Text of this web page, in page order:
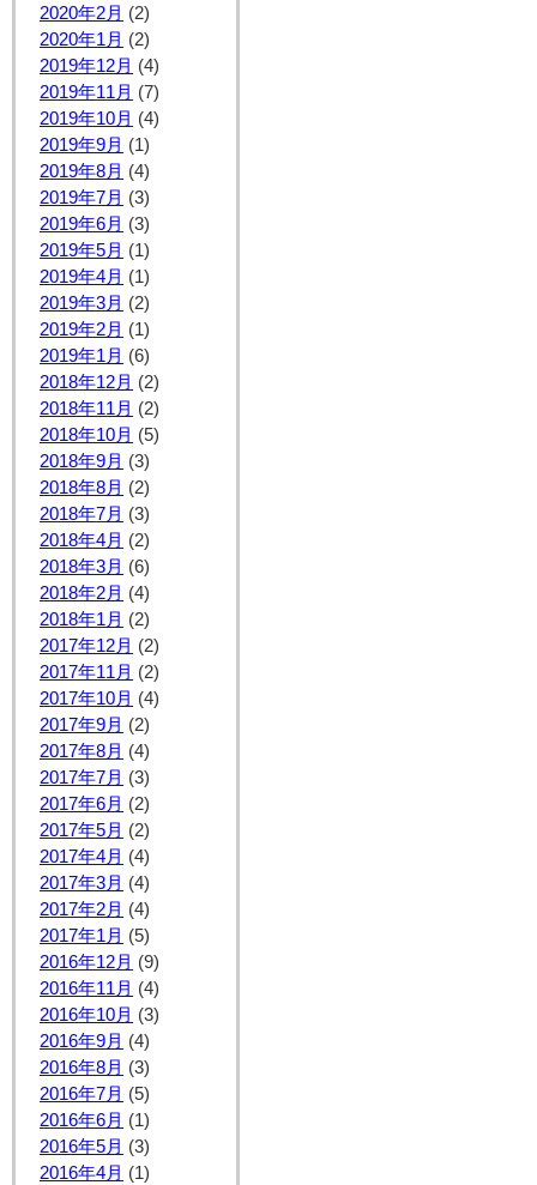
2020年2月 (2)
2020年1月 (2)
2019年12月 (4)
2019年11月 (7)
2019年10月 (4)
2019年9月 (1)
2019年8月 (4)
2019年7月 (3)
2019年6月 (3)
2019年5月 (1)
2019年4月 (1)
2019年3月 (2)
2019年2月 (1)
2019年1月 (6)
2018年12月 (2)
2018年11月 (2)
2018年10月 (5)
2018年9月 (3)
2018年8月 (2)
2018年7月 (3)
2018年4月 (2)
2018年3月 (6)
2018年2月 (4)
2018年1月 (2)
2017年12月 (2)
2017年11月 (2)
2017年10月 (4)
2017年9月 (2)
2017年8月 (4)
2017年7月 (3)
2017年6月 (2)
2017年5月 (2)
2017年4月 (4)
2017年3月 (4)
2017年2月 (4)
2017年1月 (5)
2016年12月 (9)
2016年11月 (4)
2016年10月 (3)
2016年9月 (4)
2016年8月 (3)
2016年7月 (5)
2016年6月 (1)
2016年5月 (3)
2016年4月 (1)